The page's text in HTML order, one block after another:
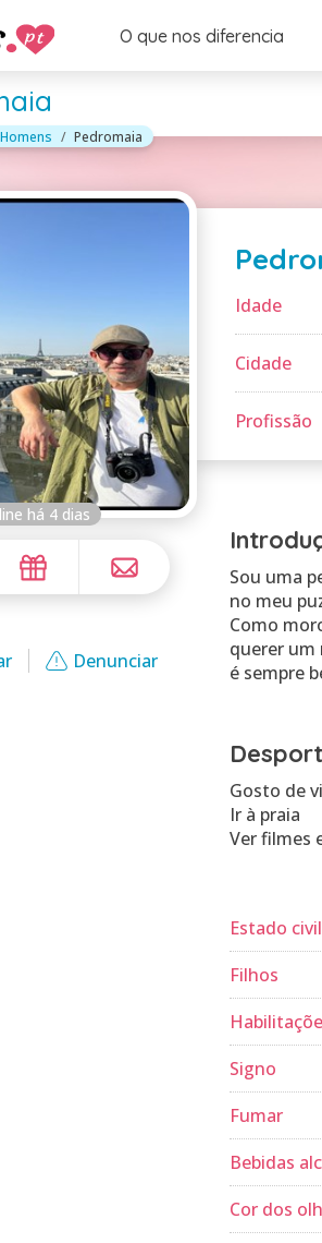
O que nos diferencia
Homens Pedromaia
há 4 dias
Denunciar
Idade
Cidade
Profissão
Sou uma
no meu
Como
querer um
é sempre
Gosto de
Ir à praia
Ver filmes
Estado civil
Filhos
Signo
Fumar
Bebidas
Cor dos